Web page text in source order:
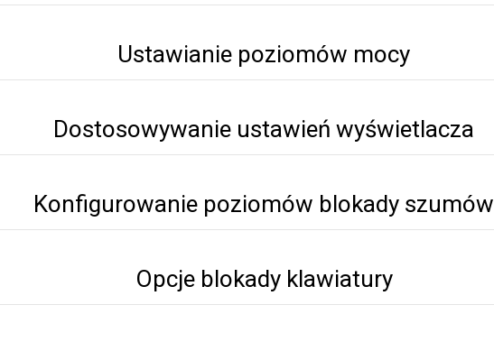
Ustawianie poziomów mocy
Dostosowywanie ustawień wyświetlacza
Konfigurowanie poziomów blokady szumów
Opcje blokady klawiatury